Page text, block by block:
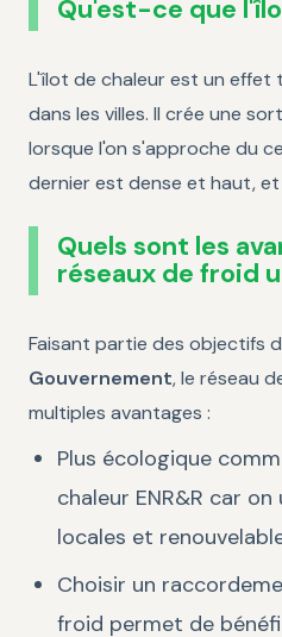
Qu'est-ce que
L'îlot de chaleur est un effet
dans les villes. Il crée une
lorsque l'on s'approche du
dernier est dense et haut,
Quels sont les
réseaux de froid
Faisant partie des objectifs
Gouvernement, le réseau
multiples avantages :
Plus écologique
chaleur ENR&R car
locales et
Choisir un
froid permet de